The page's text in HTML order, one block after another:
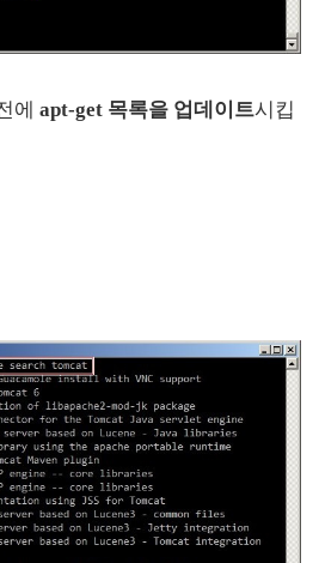
에 apt-get 목록을 업데이트시킵